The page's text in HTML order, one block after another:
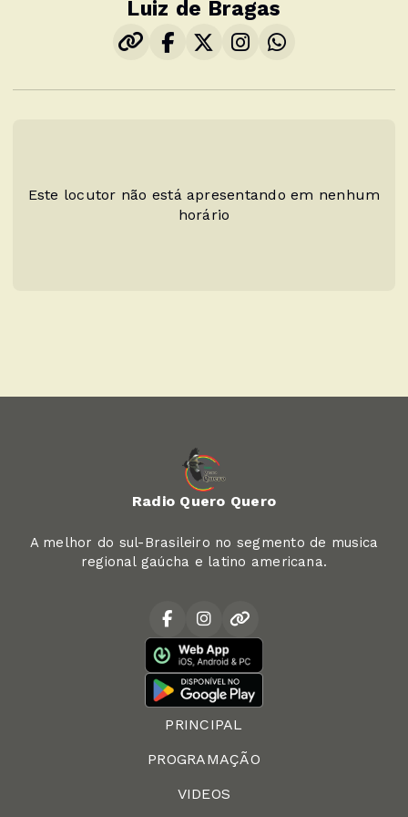
Luiz de Bragas
Este locutor não está apresentando em nenhum
horário
Radio Quero Quero
A melhor do sul-Brasileiro no segmento de musica
regional gaúcha e latino americana.
PRINCIPAL
PROGRAMAÇÃO
VIDEOS